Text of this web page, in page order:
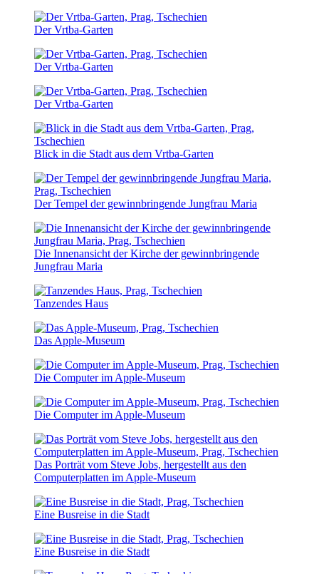
Der Vrtba-Garten
Der Vrtba-Garten
Der Vrtba-Garten
Blick in die Stadt aus dem Vrtba-Garten
Der Tempel der gewinnbringende Jungfrau Maria
Die Innenansicht der Kirche der gewinnbringende
Jungfrau Maria
Tanzendes Haus
Das Apple-Museum
Die Computer im Apple-Museum
Die Computer im Apple-Museum
Das Porträt vom Steve Jobs, hergestellt aus den
Computerplatten im Apple-Museum
Eine Busreise in die Stadt
Eine Busreise in die Stadt